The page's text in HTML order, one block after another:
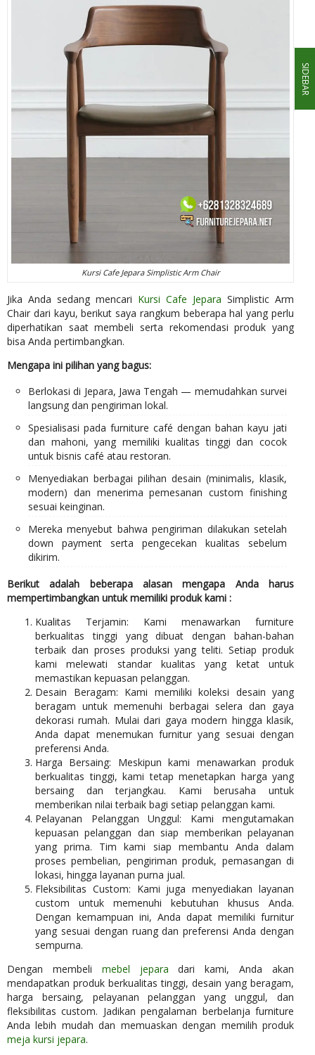
Kursi Cafe Jepara Simplistic Arm Chair
Jika Anda sedang mencari Kursi Cafe Jepara Simplistic Arm
Chair dari kayu, berikut saya rangkum beberapa hal yang perlu
diperhatikan saat membeli serta rekomendasi produk yang
bisa Anda pertimbangkan.
Mengapa ini pilihan yang bagus:
Berlokasi di Jepara, Jawa Tengah — memudahkan survei
langsung dan pengiriman lokal.
Spesialisasi pada furniture café dengan bahan kayu jati
dan mahoni, yang memiliki kualitas tinggi dan cocok
untuk bisnis café atau restoran.
Menyediakan berbagai pilihan desain (minimalis, klasik,
modern) dan menerima pemesanan custom finishing
sesuai keinginan.
Mereka menyebut bahwa pengiriman dilakukan setelah
down payment serta pengecekan kualitas sebelum
dikirim.
Berikut adalah beberapa alasan mengapa Anda harus
mempertimbangkan untuk memiliki produk kami :
Kualitas Terjamin: Kami menawarkan furniture
berkualitas tinggi yang dibuat dengan bahan-bahan
terbaik dan proses produksi yang teliti. Setiap produk
kami melewati standar kualitas yang ketat untuk
memastikan kepuasan pelanggan.
Desain Beragam: Kami memiliki koleksi desain yang
beragam untuk memenuhi berbagai selera dan gaya
dekorasi rumah. Mulai dari gaya modern hingga klasik,
Anda dapat menemukan furnitur yang sesuai dengan
preferensi Anda.
Harga Bersaing: Meskipun kami menawarkan produk
berkualitas tinggi, kami tetap menetapkan harga yang
bersaing dan terjangkau. Kami berusaha untuk
memberikan nilai terbaik bagi setiap pelanggan kami.
Pelayanan Pelanggan Unggul: Kami mengutamakan
kepuasan pelanggan dan siap memberikan pelayanan
yang prima. Tim kami siap membantu Anda dalam
proses pembelian, pengiriman produk, pemasangan di
lokasi, hingga layanan purna jual.
Fleksibilitas Custom: Kami juga menyediakan layanan
custom untuk memenuhi kebutuhan khusus Anda.
Dengan kemampuan ini, Anda dapat memiliki furnitur
yang sesuai dengan ruang dan preferensi Anda dengan
sempurna.
Dengan membeli mebel jepara dari kami, Anda akan
mendapatkan produk berkualitas tinggi, desain yang beragam,
harga bersaing, pelayanan pelanggan yang unggul, dan
fleksibilitas custom. Jadikan pengalaman berbelanja furniture
Anda lebih mudah dan memuaskan dengan memilih produk
meja kursi jepara.
SIDEBAR